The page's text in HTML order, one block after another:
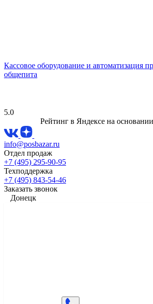
Кассовое оборудование и автоматизация
общепита
5.0
Рейтинг в Яндексе на
info@posbazar.ru
Отдел продаж
+7 (495) 295-90-95
Техподдержка
+7 (495) 843-54-46
Заказать звонок
Донецк